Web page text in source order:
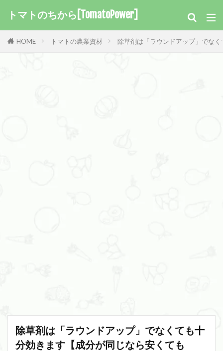
トマトのちから[TomatoPower]
HOME トマトの農業資材 除草剤は「ラウンドアップ」でな
除草剤は「ラウンドアップ」でなくても十
分効きます【成分が同じなら安くても